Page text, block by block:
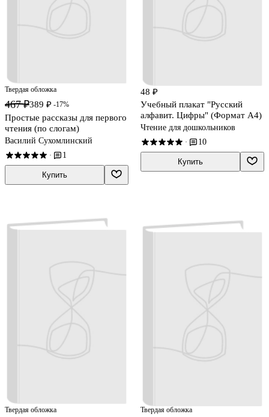
Твердая обложка
467 ₽389 ₽ -17%
Простые рассказы для первого
чтения (по слогам)
Василий Сухомлинский
· 1
Купить
48 ₽
Учебный плакат "Русский
алфавит. Цифры" (Формат А4)
Чтение для дошкольников
· 10
Купить
Твердая обложка Твердая обложка